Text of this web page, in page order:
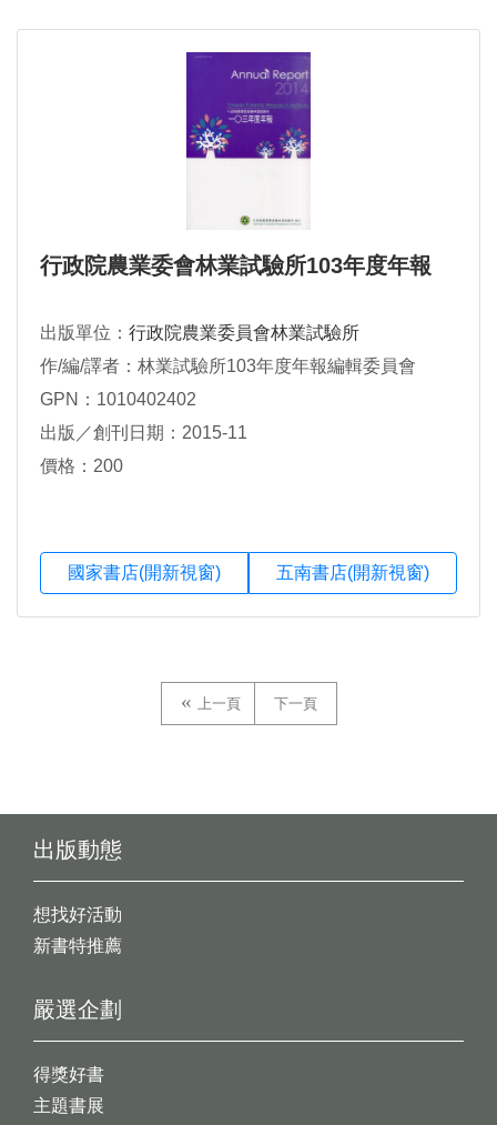
行政院農業委會林業試驗所103年度年報
出版單位： 行政院農業委員會林業試驗所
作/編/譯者：林業試驗所103年度年報編輯委員會
GPN：1010402402
出版／創刊日期：2015-11
價格：200
國家書店(開新視窗) 五南書店(開新視窗)
上一頁 下一頁
出版動態
想找好活動
新書特推薦
嚴選企劃
得獎好書
主題書展